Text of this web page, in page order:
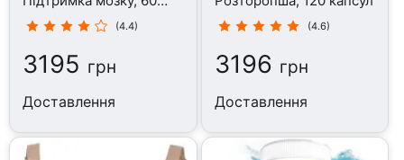
капсул
(4.4)
3195 грн
Доставлення
(4.6)
3196 грн
Доставлення